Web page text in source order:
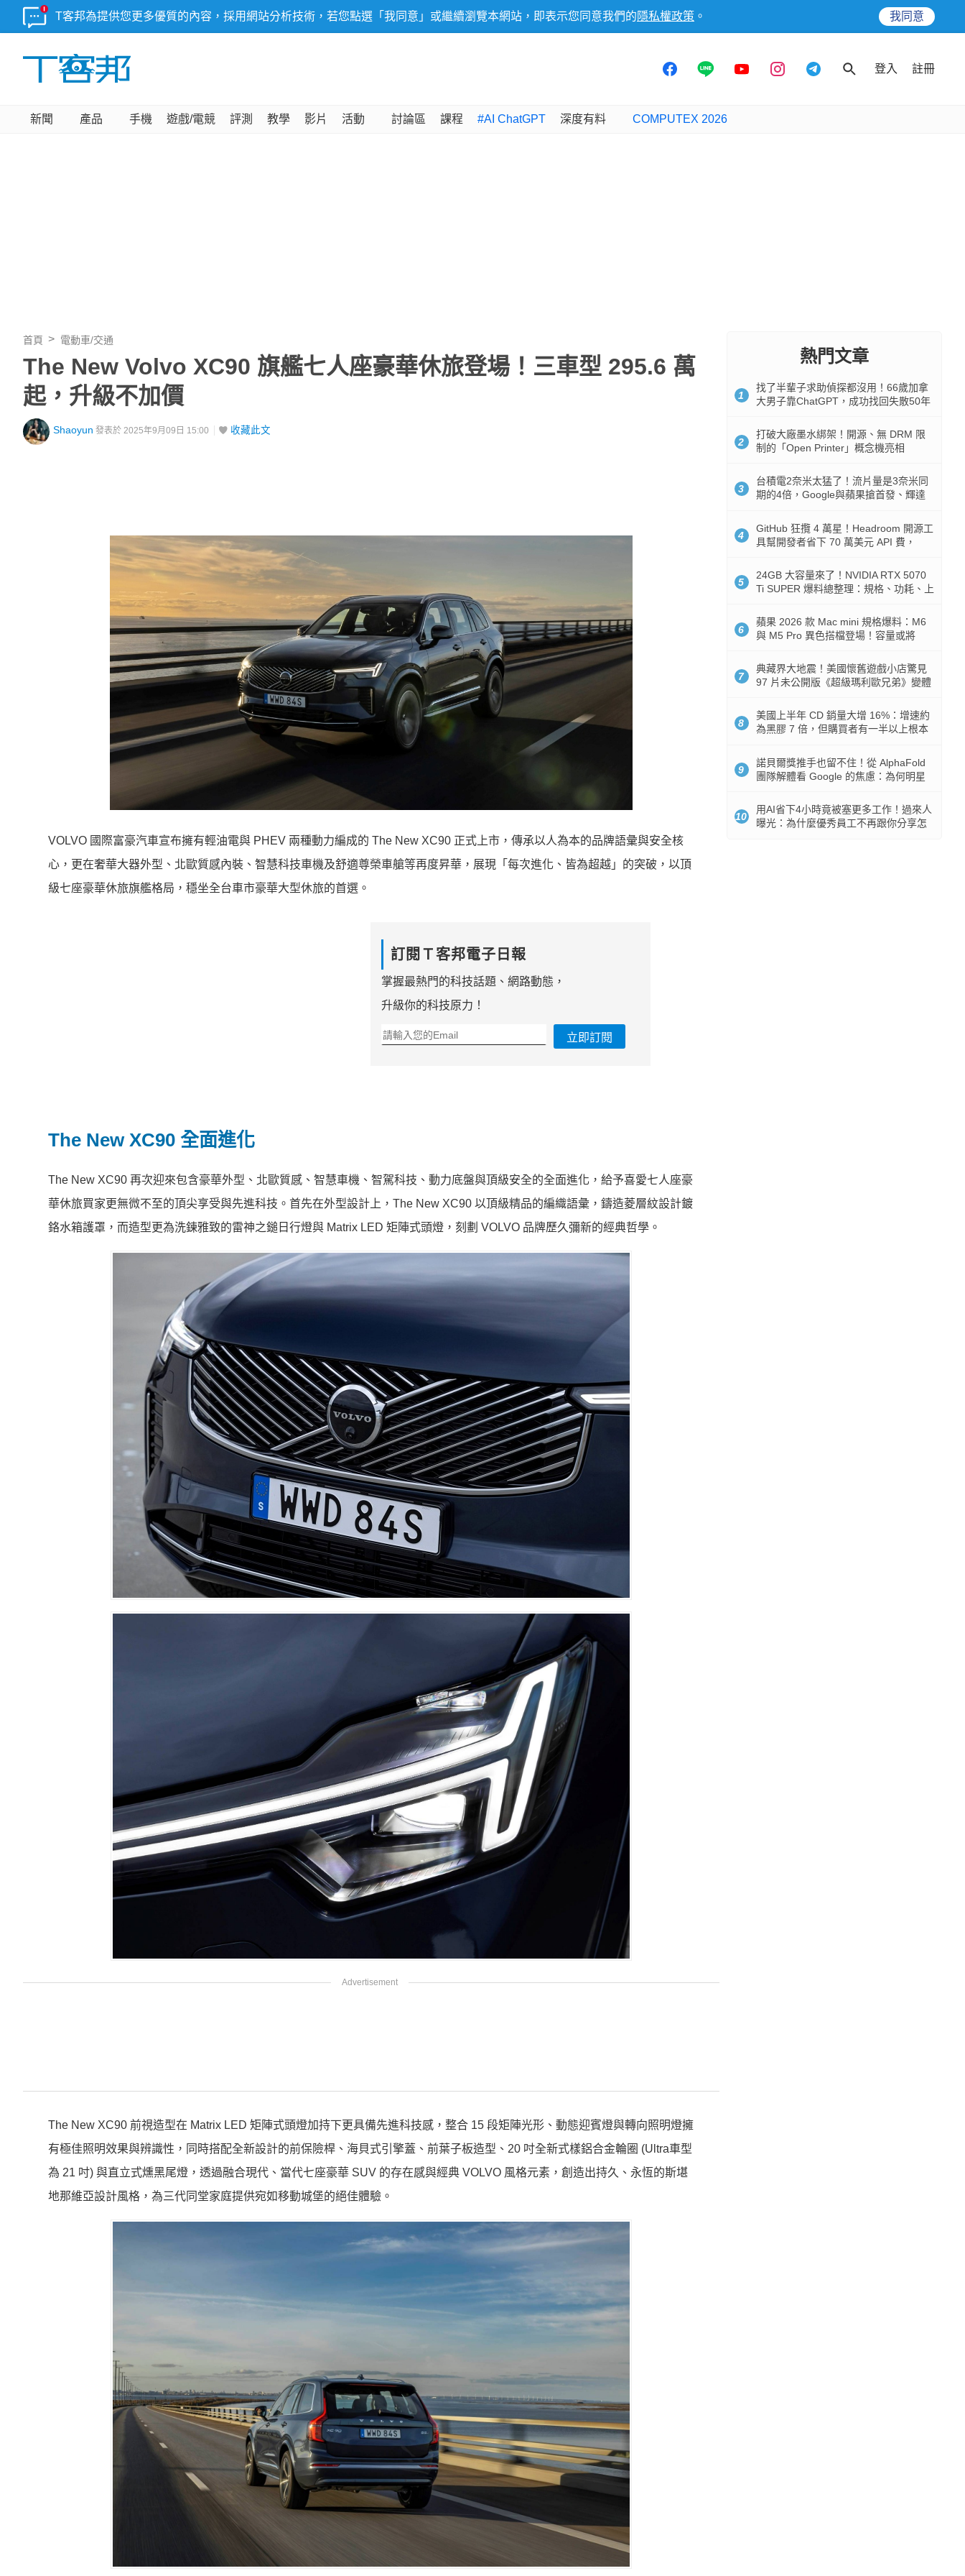
T客邦為提供您更多優質的內容，採用網站分析技術，若您點選「我同意」或繼續瀏覽本網站，即表示您同意我們的 隱私權政策 。 我同意
登入 註冊
新聞 產品 手機 遊戲/電競 評測 教學 影片 活動 討論區 課程 #AI ChatGPT 深度有料 COMPUTEX 2026
首頁 電動車/交通
The New Volvo XC90 旗艦七人座豪華休旅登場！三車型 295.6 萬
起，升級不加價
Shaoyun 發表於 2025年9月09日 15:00 收藏此文
VOLVO 國際富豪汽車宣布擁有輕油電與 PHEV 兩種動力編成的 The New XC90 正式上市，傳承以人為本的品牌語彙與安全核
心，更在奢華大器外型、北歐質感內裝、智慧科技車機及舒適尊榮車艙等再度昇華，展現「每次進化、皆為超越」的突破，以頂
級七座豪華休旅旗艦格局，穩坐全台車市豪華大型休旅的首選。
訂閱Ｔ客邦電子日報
掌握最熱門的科技話題、網路動態，
升級你的科技原力！
立即訂閱
The New XC90 全面進化
The New XC90 再次迎來包含豪華外型、北歐質感、智慧車機、智駕科技、動力底盤與頂級安全的全面進化，給予喜愛七人座豪
華休旅買家更無微不至的頂尖享受與先進科技。首先在外型設計上，The New XC90 以頂級精品的編織語彙，鑄造菱層紋設計鍍
鉻水箱護罩，而造型更為洗鍊雅致的雷神之鎚日行燈與 Matrix LED 矩陣式頭燈，刻劃 VOLVO 品牌歷久彌新的經典哲學。
The New XC90 前視造型在 Matrix LED 矩陣式頭燈加持下更具備先進科技感，整合 15 段矩陣光形、動態迎賓燈與轉向照明燈擁
有極佳照明效果與辨識性，同時搭配全新設計的前保險桿、海貝式引擎蓋、前葉子板造型、20 吋全新式樣鋁合金輪圈 (Ultra車型
為 21 吋) 與直立式燻黑尾燈，透過融合現代、當代七座豪華 SUV 的存在感與經典 VOLVO 風格元素，創造出持久、永恆的斯堪
地那維亞設計風格，為三代同堂家庭提供宛如移動城堡的絕佳體驗。
熱門文章
1
找了半輩子求助偵探都沒用！66歲加拿
大男子靠ChatGPT，成功找回失散50年
2
打破大廠墨水綁架！開源、無 DRM 限
制的「Open Printer」概念機亮相
3
台積電2奈米太猛了！流片量是3奈米同
期的4倍，Google與蘋果搶首發、輝達
4
GitHub 狂攬 4 萬星！Headroom 開源工
具幫開發者省下 70 萬美元 API 費，
5
24GB 大容量來了！NVIDIA RTX 5070
Ti SUPER 爆料總整理：規格、功耗、上
6
蘋果 2026 款 Mac mini 規格爆料：M6
與 M5 Pro 異色搭檔登場！容量或將
7
典藏界大地震！美國懷舊遊戲小店驚見
97 片未公開版《超級瑪利歐兄弟》變體
8
美國上半年 CD 銷量大增 16%：增速約
為黑膠 7 倍，但購買者有一半以上根本
9
諾貝爾獎推手也留不住！從 AlphaFold
團隊解體看 Google 的焦慮：為何明星
10
用AI省下4小時竟被塞更多工作！過來人
曝光：為什麼優秀員工不再跟你分享怎